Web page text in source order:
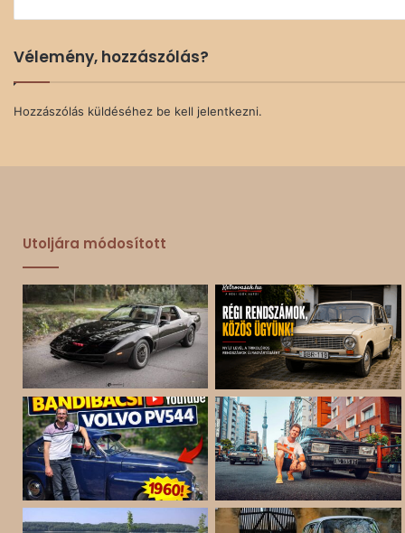
Vélemény, hozzászólás?
Hozzászólás küldéséhez be kell jelentkezni.
Utoljára módosított